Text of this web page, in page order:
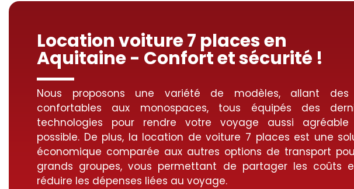
Location voiture 7 places en
Aquitaine - Confort et sécurité !
Nous proposons une variété de modèles, allant des
confortables aux monospaces, tous équipés des
technologies pour rendre votre voyage aussi
possible. De plus, la location de voiture 7 places est une
économique comparée aux autres options de transport
grands groupes, vous permettant de partager les coûts
réduire les dépenses liées au voyage.